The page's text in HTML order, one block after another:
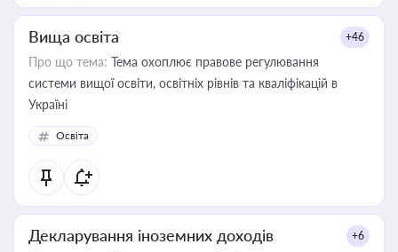
Вища освіта +46
Про що тема: Тема охоплює правове регулювання
системи вищої освіти, освітніх рівнів та кваліфікацій в
Україні
Освіта
Декларування іноземних доходів +6